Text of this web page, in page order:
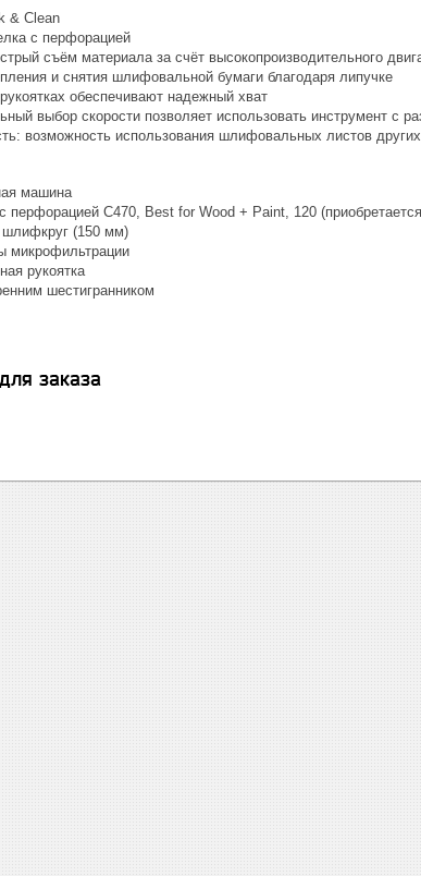
& Clean
с перфорацией
съём материала за счёт высокопроизводительного
и снятия шлифовальной бумаги благодаря липучке
обеспечивают надежный хват
выбор скорости позволяет использовать инструмент с
возможность использования шлифовальных листов
машина
перфорацией C470, Best for Wood + Paint, 120
шлифкруг (150 мм)
микрофильтрации
рукоятка
шестигранником
заказа